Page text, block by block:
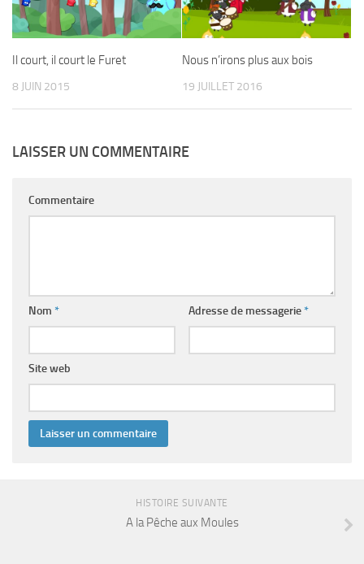
Il court, il court le Furet
8 JUIN 2015
Nous n’irons plus aux bois
19 JUILLET 2016
LAISSER UN COMMENTAIRE
Commentaire
Nom * Adresse de messagerie*
Site web
HISTOIRE SUIVANTE
A la Pêche aux Moules